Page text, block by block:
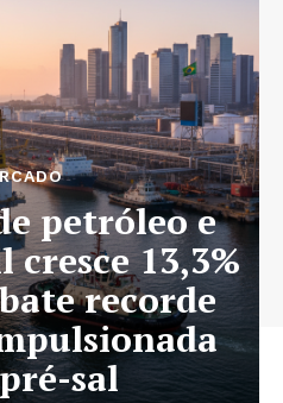
petróleo e
cresce 13,3%
recorde
sal